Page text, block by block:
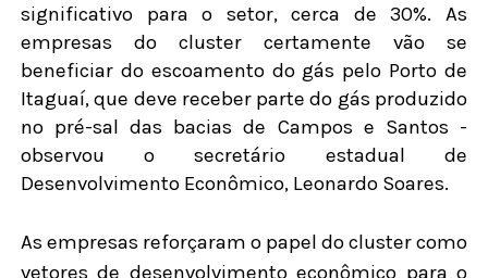
significativo para o setor, cerca de 30%. As
empresas do cluster certamente vão se
beneficiar do escoamento do gás pelo Porto de
Itaguaí, que deve receber parte do gás produzido
no pré-sal das bacias de Campos e Santos -
observou o secretário estadual de
Desenvolvimento Econômico, Leonardo Soares.
As empresas reforçaram o papel do cluster como
vetores de desenvolvimento econômico para o